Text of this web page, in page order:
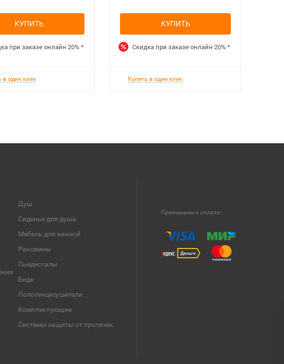
КУПИТЬ
при заказе онлайн 20% *
в один клик
КУПИТЬ
Скидка при заказе онлайн 20% *
Купить в один клик
Душ
Сиденье для душа
Мебель для ванной
Раковины
Пьедесталы
Биде
Полотенцесушители
Комплектующие
Системы защиты от протечек
Принимаем к оплате: